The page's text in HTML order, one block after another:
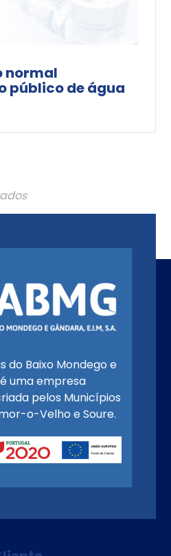
normal
público de água
do Baixo Mondego e
uma empresa
pelos Municípios
o-Velho e Soure.